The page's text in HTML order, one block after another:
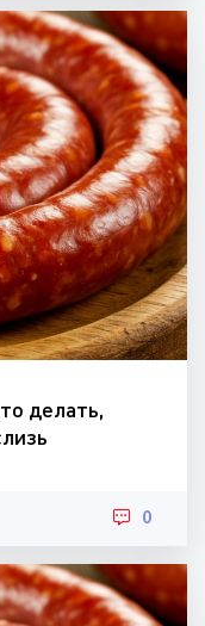
делать,
0